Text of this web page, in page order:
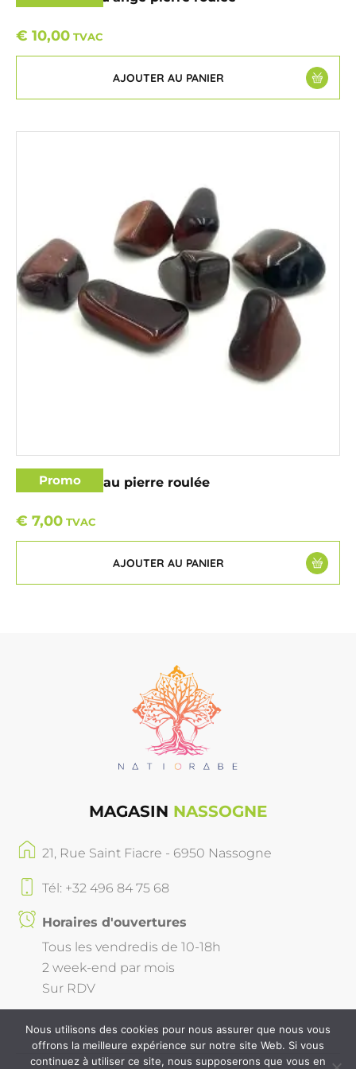
€ 10,00 TVAC
AJOUTER AU PANIER
Promo
Oeil de taureau pierre roulée
€ 7,00 TVAC
AJOUTER AU PANIER
MAGASIN NASSOGNE
21, Rue Saint Fiacre - 6950 Nassogne
Tél: +32 496 84 75 68
Horaires d'ouvertures
Tous les vendredis de 10-18h
2 week-end par mois
Sur RDV
Nous utilisons des cookies pour nous assurer que nous vous
offrons la meilleure expérience sur notre site Web. Si vous
continuez à utiliser ce site, nous supposerons que vous en